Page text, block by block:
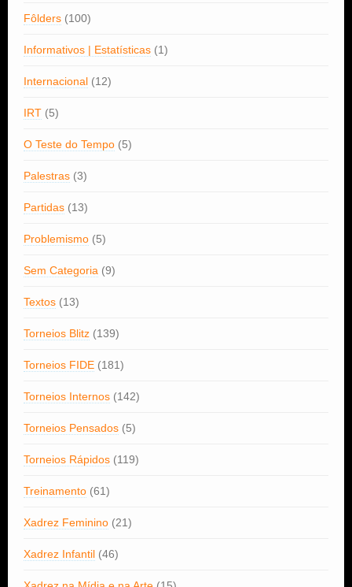
Fôlders (100)
Informativos | Estatísticas (1)
Internacional (12)
IRT (5)
O Teste do Tempo (5)
Palestras (3)
Partidas (13)
Problemismo (5)
Sem Categoria (9)
Textos (13)
Torneios Blitz (139)
Torneios FIDE (181)
Torneios Internos (142)
Torneios Pensados (5)
Torneios Rápidos (119)
Treinamento (61)
Xadrez Feminino (21)
Xadrez Infantil (46)